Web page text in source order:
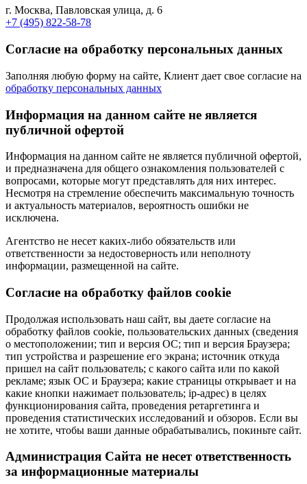
г. Москва, Павловская улица, д. 6
+7 (495) 822-58-78
Согласие на обработку персональных данных
Заполняя любую форму на сайте, Клиент дает свое согласие на
обработку персональных данных
Информация на данном сайте не является
публичной офертой
Информация на данном сайте не является публичной офертой,
и предназначена для общего ознакомления пользователей с
вопросами, которые могут представлять для них интерес.
Несмотря на стремление обеспечить максимальную точность
и актуальность материалов, вероятность ошибки не
исключена.
Агентство не несет каких-либо обязательств или
ответственности за недостоверность или неполноту
информации, размещенной на сайте.
Cогласие на обработку файлов cookie
Продолжая использовать наш сайт, вы даете согласие на
обработку файлов cookie, пользовательских данных (сведения
о местоположении; тип и версия ОС; тип и версия Браузера;
тип устройства и разрешение его экрана; источник откуда
пришел на сайт пользователь; с какого сайта или по какой
рекламе; язык ОС и Браузера; какие страницы открывает и на
какие кнопки нажимает пользователь; ip-адрес) в целях
функционирования сайта, проведения ретаргетинга и
проведения статистических исследований и обзоров. Если вы
не хотите, чтобы ваши данные обрабатывались, покиньте сайт.
Администрация Сайта не несет ответственность
за информационные материалы